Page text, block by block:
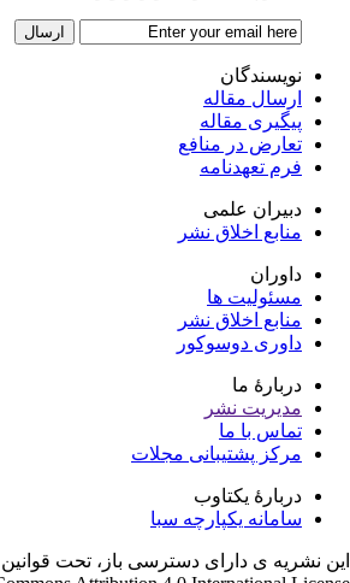
نویسندگان
ارسال مقاله
پیگیری مقاله
تعارض در منافع
فرم تعهدنامه
دبیران علمی
منابع اخلاق نشر
داوران
مسئولیت ها
منابع اخلاق نشر
داوری دوسوکور
دربارۀ ما
مدیریت نشر
تماس با ما
مرکز پشتیبانی مجلات
دربارۀ یکتاوب
سامانه یکپارچه سبا
نشریه ی دارای دسترسی باز، تحت قوانین